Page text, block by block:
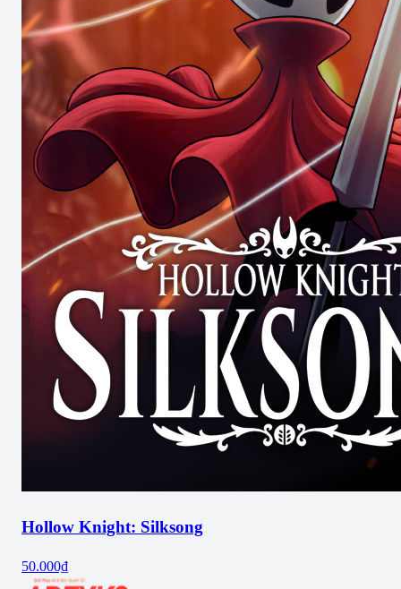
Hollow Knight: Silksong
50.000₫